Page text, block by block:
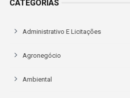
CATEGORIAS
Administrativo E Licitações
Agronegócio
Ambiental